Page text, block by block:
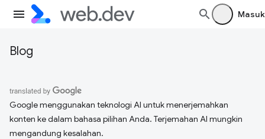
Masuk
Blog
Google menggunakan teknologi AI untuk menerjemahkan
konten ke dalam bahasa pilihan Anda. Terjemahan AI mungkin
mengandung kesalahan.